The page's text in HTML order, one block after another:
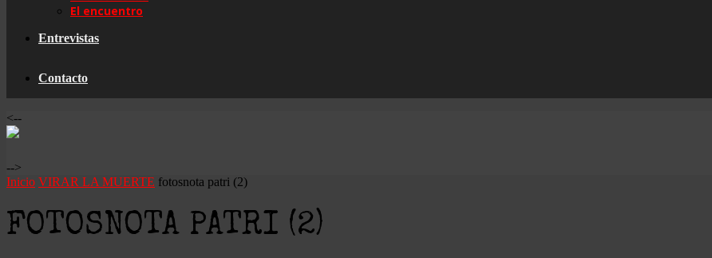
El encuentro
Entrevistas
Contacto
<--
-->
Inicio VIRAR LA MUERTE fotosnota patri (2)
FOTOSNOTA PATRI (2)